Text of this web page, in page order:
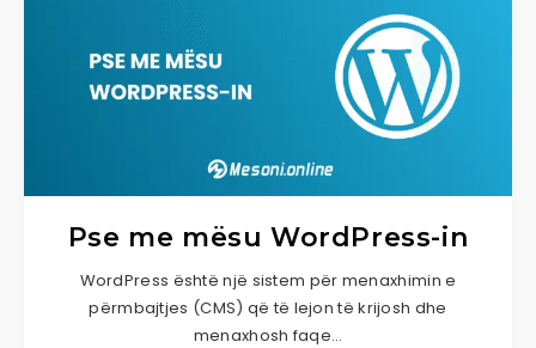
Pse me mësu WordPress-in
WordPress është një sistem për menaxhimin e
përmbajtjes (CMS) që të lejon të krijosh dhe
menaxhosh faqe…